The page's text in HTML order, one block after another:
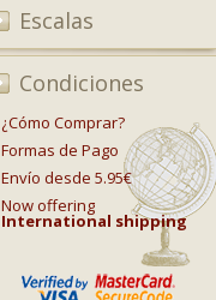
Escalas
Condiciones
¿Cómo Comprar?
Formas de Pago
Envío desde 5.95€
Now offering
International shipping